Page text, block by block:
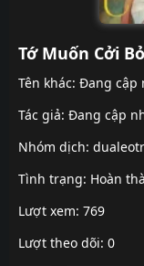
Tớ Muốn Cởi
Tên khác: Đang cập
Tác giả: Đang cập
Nhóm dịch:
Tình trạng: Hoàn
Lượt xem: 769
Lượt theo dõi: 0